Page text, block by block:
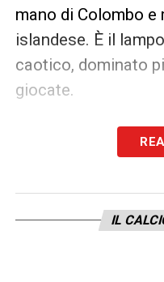
mano di Colombo
islandese. È il
caotico, dominato
giocate.
La ripresa si apre
Ranieri manca il
De Gea si distende
la squadra in vita.
IL